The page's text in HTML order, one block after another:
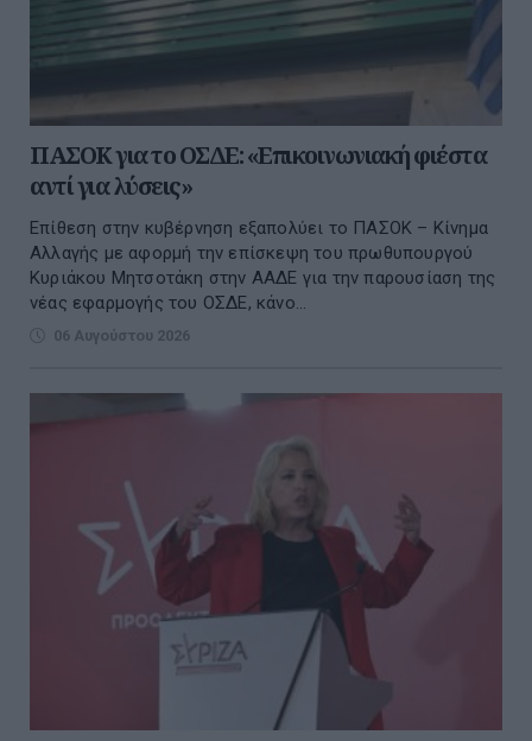
ΠΑΣΟΚ για το ΟΣΔΕ: «Επικοινωνιακή φιέστα
αντί για λύσεις»
Επίθεση στην κυβέρνηση εξαπολύει το ΠΑΣΟΚ – Κίνημα
Αλλαγής με αφορμή την επίσκεψη του πρωθυπουργού
Κυριάκου Μητσοτάκη στην ΑΑΔΕ για την παρουσίαση της
νέας εφαρμογής του ΟΣΔΕ, κάνο...
06 Αυγούστου 2026